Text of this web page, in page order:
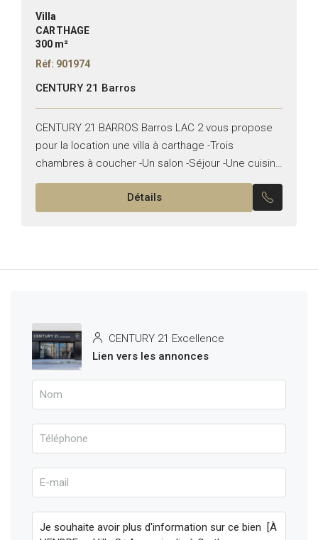
Villa
CARTHAGE
300 m²
Réf: 901974
CENTURY 21 Barros
CENTURY 21 BARROS Barros LAC 2 vous propose
pour la location une villa à carthage -Trois
chambres à coucher -Un salon -Séjour -Une cuisine
équipée -Une salle d’eau pour invités -Une salle...
Détails
CENTURY 21 Excellence
Lien vers les annonces